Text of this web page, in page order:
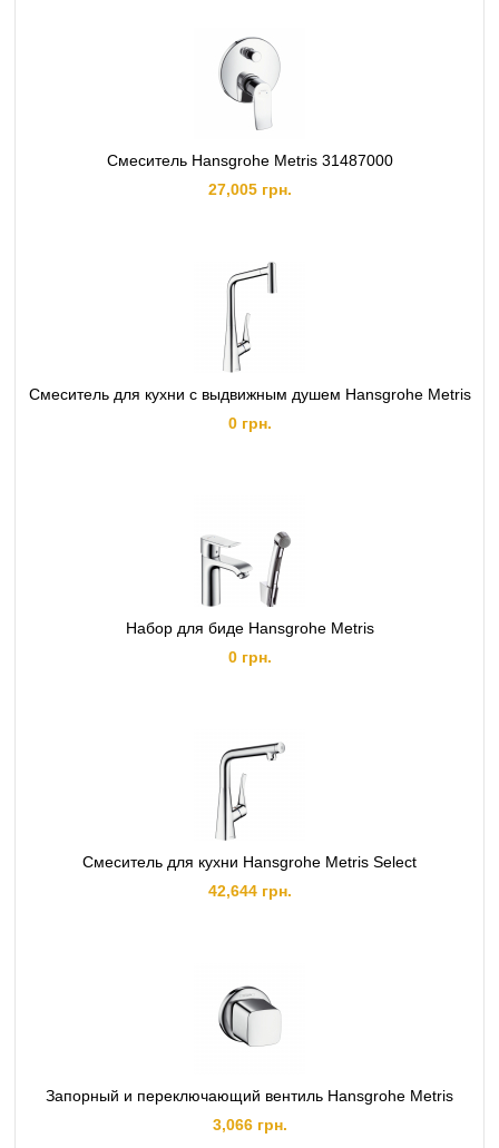
Смеситель Hansgrohe Metris 31487000
27,005 грн.
Смеситель для кухни с выдвижным душем Hansgrohe Metris
0 грн.
Набор для биде Hansgrohe Metris
0 грн.
Смеситель для кухни Hansgrohe Metris Select
42,644 грн.
Запорный и переключающий вентиль Hansgrohe Metris
3,066 грн.